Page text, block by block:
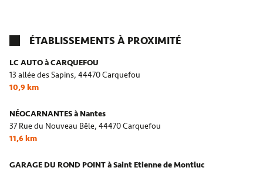
ÉTABLISSEMENTS À PROXIMITÉ
LC AUTO à CARQUEFOU
13 allée des Sapins, 44470 Carquefou
10,9 km
NÉOCARNANTES à Nantes
37 Rue du Nouveau Bêle, 44470 Carquefou
11,6 km
GARAGE DU ROND POINT à Saint Etienne de Montluc